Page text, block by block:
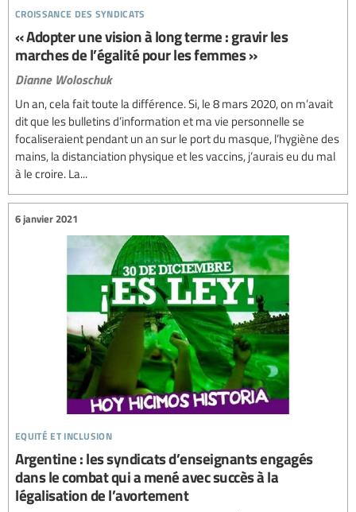
croissance des syndicats
« Adopter une vision à long terme : gravir les
marches de l’égalité pour les femmes »
Dianne Woloschuk
Un an, cela fait toute la différence. Si, le 8 mars 2020, on m’avait
dit que les bulletins d’information et ma vie personnelle se
focaliseraient pendant un an sur le port du masque, l’hygiène des
mains, la distanciation physique et les vaccins, j’aurais eu du mal
à le croire. La...
equité et inclusion
6 janvier 2021
Argentine : les syndicats d’enseignants engagés
dans le combat qui a mené avec succès à la
légalisation de l’avortement